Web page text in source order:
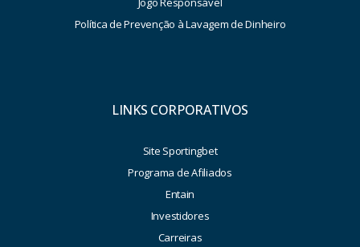
Política de Prevenção à Lavagem de Dinheiro
LINKS CORPORATIVOS
Site Sportingbet
Programa de Afiliados
Entain
Investidores
Carreiras